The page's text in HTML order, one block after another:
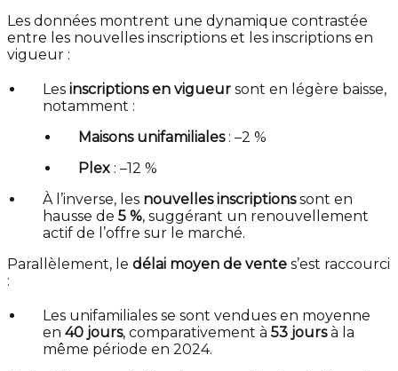
Les données montrent une dynamique contrastée
entre les nouvelles inscriptions et les inscriptions en
vigueur :
Les inscriptions en vigueur sont en légère baisse,
notamment :
Maisons unifamiliales: –2 %
Plex : –12 %
À l’inverse, les nouvelles inscriptionssont en
hausse de 5 %, suggérant un renouvellement
actif de l’offre sur le marché.
Parallèlement, le délai moyen de vente s’est raccourci
:
Les unifamiliales se sont vendues en moyenne
en 40 jours, comparativement à 53 joursà la
même période en 2024.